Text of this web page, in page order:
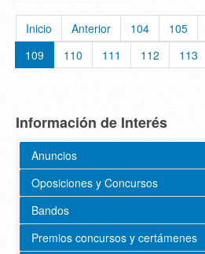
Inicio Anterior 104 105
109
110 111 112 113
Información de Interés
Anuncios
Oposiciones y Concursos
Bandos
Premios concursos y certámenes